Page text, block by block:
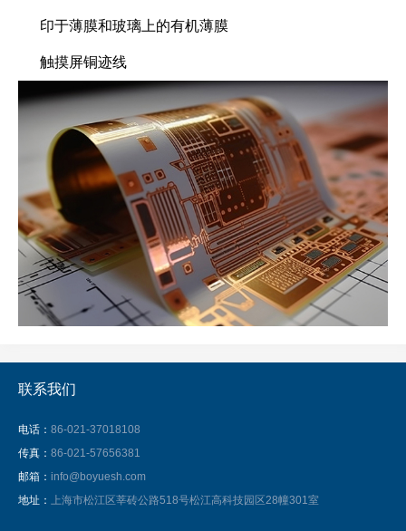
印于薄膜和玻璃上的有机薄膜
触摸屏铜迹线
联系我们
电话： 86-021-37018108
传真： 86-021-57656381
邮箱： info@boyuesh.com
地址： 上海市松江区莘砖公路518号松江高科技园区28幢301室